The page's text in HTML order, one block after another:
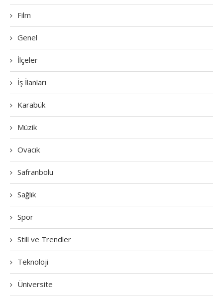
Film
Genel
İlçeler
İş İlanları
Karabük
Müzik
Ovacık
Safranbolu
Sağlık
Spor
Still ve Trendler
Teknoloji
Üniversite